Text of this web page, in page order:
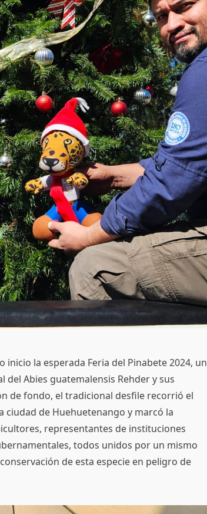
la esperada Feria del Pinabete 2024, un
Abies guatemalensis Rehder y sus
de fondo, el tradicional desfile recorrió el
ciudad de Huehuetenango y marcó la
representantes de instituciones
todos unidos por un mismo
de esta especie en peligro de